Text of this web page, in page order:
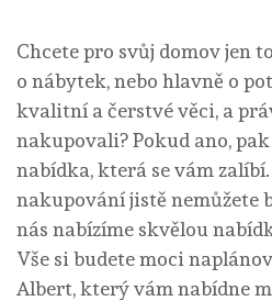
Chcete pro svůj domov jen
o nábytek, nebo hlavně o
kvalitní a čerstvé věci, a
nakupovali? Pokud ano,
nabídka, která se vám
nakupování jistě nemůžete
nás nabízíme skvělou
Vše si budete moci
Albert, který vám nabídne